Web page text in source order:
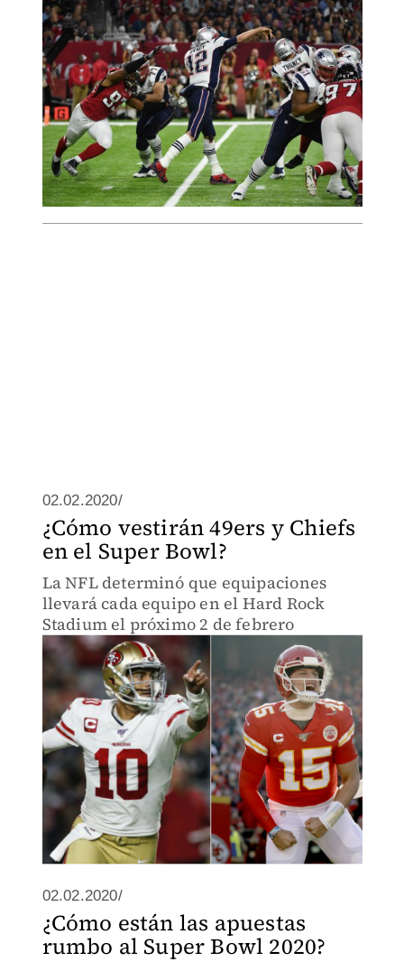
Lombardi.
02.02.2020/
¿Cómo vestirán 49ers y Chiefs
en el Super Bowl?
La NFL determinó que equipaciones
llevará cada equipo en el Hard Rock
Stadium el próximo 2 de febrero
02.02.2020/
¿Cómo están las apuestas
rumbo al Super Bowl 2020?